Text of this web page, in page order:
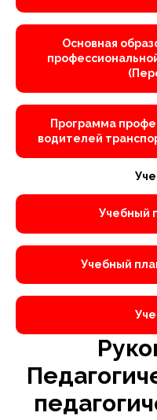
Основная
Программа
водителей
Учебный
Учебный